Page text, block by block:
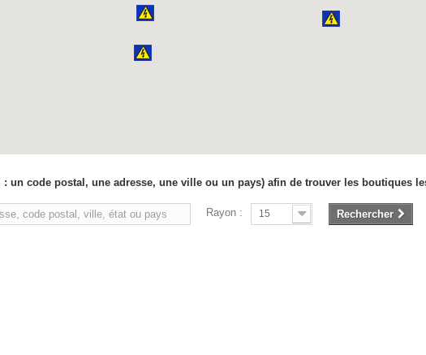
un code postal, une adresse, une ville ou un pays) afin de trouver les boutiques
Rayon : 15 Rechercher